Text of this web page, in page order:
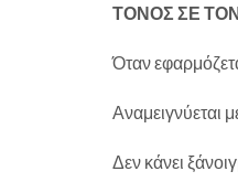
ΤΟΝΟΣ ΣΕ
Όταν
Αναμειγνύεται
Δεν κάνει